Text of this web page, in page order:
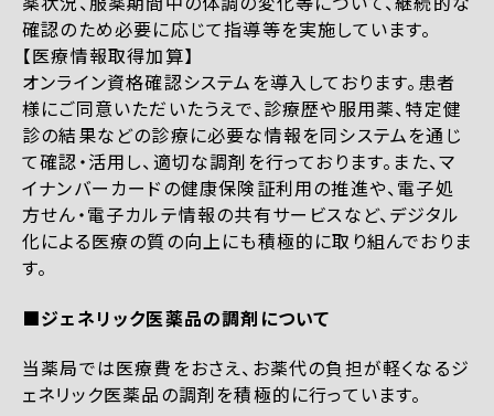
確認のため必要に応じて指導等を実施しています。
【医療情報取得加算】
オンライン資格確認システムを導入しております。患者
様にご同意いただいたうえで、診療歴や服用薬、特定健
診の結果などの診療に必要な情報を同システムを通じ
て確認・活用し、適切な調剤を行っております。また、マ
イナンバーカードの健康保険証利用の推進や、電子処
方せん・電子カルテ情報の共有サービスなど、デジタル
化による医療の質の向上にも積極的に取り組んでおりま
す。
■ジェネリック医薬品の調剤について
当薬局では医療費をおさえ、お薬代の負担が軽くなるジ
ェネリック医薬品の調剤を積極的に行っています。